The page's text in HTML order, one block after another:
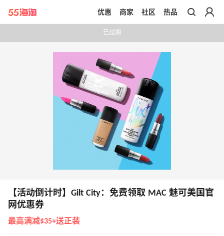
带你去官网买正品
优惠 商家 社区 热品
已过期
【活动倒计时】Gilt City：免费领取 MAC 魅可美国官
网优惠券
最高满减$35+送正装